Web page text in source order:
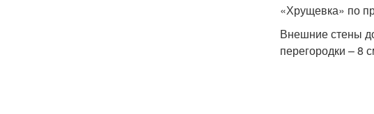
«Хрущевка» по
Внешние стены
перегородки – 8